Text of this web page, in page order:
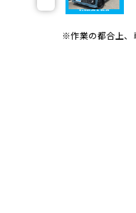
※作業の都合上、